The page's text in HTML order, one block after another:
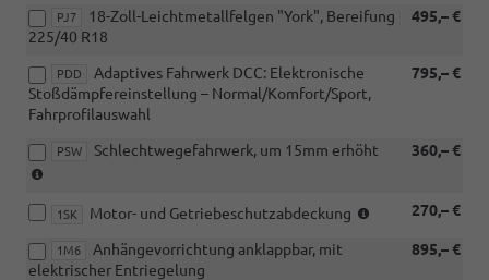
PJ7 495,– €
18-Zoll-Leichtmetallfelgen "York", Bereifung
225/40 R18
PDD 795,– €
Adaptives Fahrwerk DCC: Elektronische
Stoßdämpfereinstellung – Normal/Komfort/Sport,
Fahrprofilauswahl
PSW 360,– €
Schlechtwegefahrwerk, um 15mm erhöht
mit
1SK 270,– €
Motor- und Getriebeschutzabdeckung
(nicht
1M6 895,– €
Anhängevorrichtung anklappbar, mit
elektrischer Entriegelung